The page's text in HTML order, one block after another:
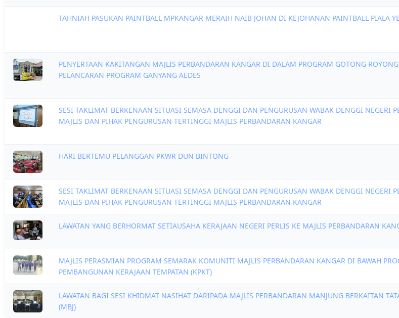
TAHNIAH PASUKAN PAINTBALL MPKANGAR MERAIH NAIB JOHAN DI KEJOHANAN PAINTBALL PIALA
PENYERTAAN KAKITANGAN MAJLIS PERBANDARAN KANGAR DI DALAM PROGRAM GOTONG
PELANCARAN PROGRAM GANYANG AEDES
SESI TAKLIMAT BERKENAAN SITUASI SEMASA DENGGI DAN PENGURUSAN WABAK DENGGI NEGERI
MAJLIS DAN PIHAK PENGURUSAN TERTINGGI MAJLIS PERBANDARAN KANGAR
HARI BERTEMU PELANGGAN PKWR DUN BINTONG
SESI TAKLIMAT BERKENAAN SITUASI SEMASA DENGGI DAN PENGURUSAN WABAK DENGGI NEGERI
MAJLIS DAN PIHAK PENGURUSAN TERTINGGI MAJLIS PERBANDARAN KANGAR
LAWATAN YANG BERHORMAT SETIAUSAHA KERAJAAN NEGERI PERLIS KE MAJLIS PERBANDARAN
MAJLIS PERASMIAN PROGRAM SEMARAK KOMUNITI MAJLIS PERBANDARAN KANGAR DI BAWAH
PEMBANGUNAN KERAJAAN TEMPATAN (KPKT)
LAWATAN BAGI SESI KHIDMAT NASIHAT DARIPADA MAJLIS PERBANDARAN MANJUNG BERKAITAN
(MBJ)